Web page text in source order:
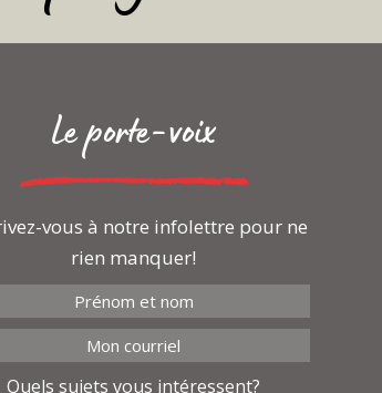
Le porte-voix
vous à notre infolettre pour ne
rien manquer!
Quels sujets vous intéressent?